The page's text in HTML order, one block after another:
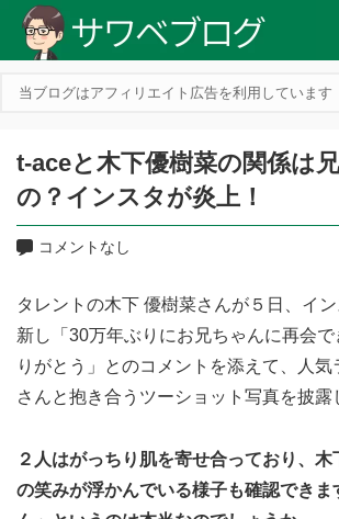
当ブログはアフィリエイト広告を利用しています
t-aceと木下優樹菜の関係は
の？インスタが炎上！
コメントなし
タレントの木下 優樹菜さんが５日、イ
新し「30万年ぶりにお兄ちゃんに再会
りがとう」とのコメントを添えて、人気
さんと抱き合うツーショット写真を披露
２人はがっちり肌を寄せ合っており、
の笑みが浮かんでいる様子も確認できま